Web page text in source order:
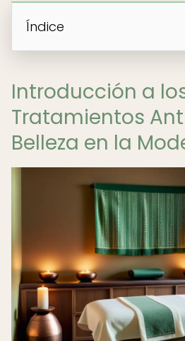
Índice
Introducción a
Tratamientos
Belleza en la